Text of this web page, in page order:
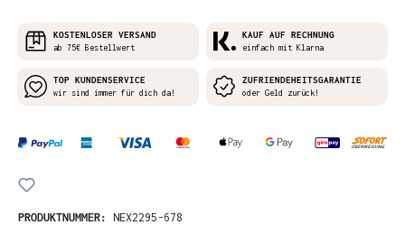
KOSTENLOSER VERSAND
ab 75€ Bestellwert
KAUF AUF RECHNUNG
einfach mit Klarna
TOP KUNDENSERVICE
wir sind immer für dich da!
ZUFRIENDEHEITSGARANTIE
oder Geld zurück!
PRODUKTNUMMER: NEX2295-678